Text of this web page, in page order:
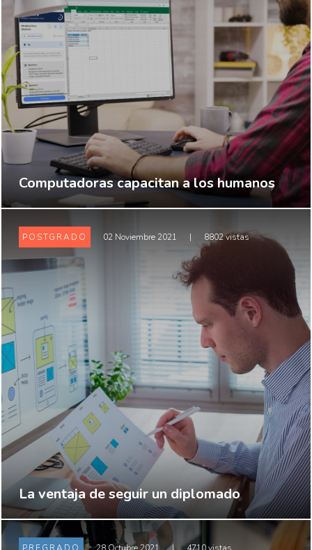
Computadoras capacitan a los humanos
POSTGRADO 02 Noviembre 2021 | 8802 vistas
La ventaja de seguir un diplomado
PREGRADO 28 Octubre 2021 | 4710 vistas